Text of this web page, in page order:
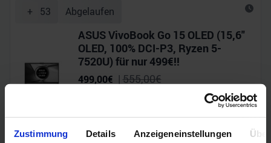
Zustimmung Details Anzeigeneinstellungen
+ 53 Abgelaufen
ASUS VivoBook Go 15 OLED (15,6"
OLED, 100% DCI-P3, Ryzen 5-
7520U) für nur 499€!!
499,00€ | 555,00€
0
Lesen